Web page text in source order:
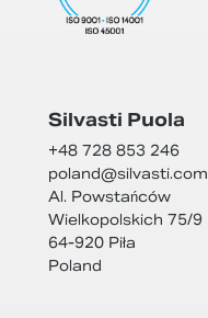
Silvasti Puola
+48 728 853 246
poland@silvasti.com
Al. Powstańców
Wielkopolskich 75/9
64-920 Piła
Poland